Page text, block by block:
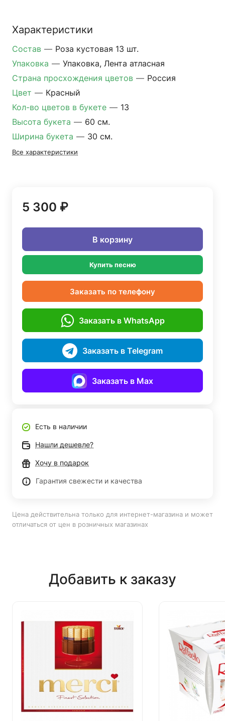
Характеристики
Состав — Роза кустовая 13 шт.
Упаковка — Упаковка, Лента атласная
Страна просхождения цветов — Россия
Цвет — Красный
Кол-во цветов в букете — 13
Высота букета — 60 см.
Ширина букета — 30 см.
Все характеристики
5 300 ₽
В корзину
Купить песню
Заказать по телефону
Заказать в WhatsApp
Заказать в Telegram
Заказать в Max
Есть в наличии
Нашли дешевле?
Хочу в подарок
Гарантия свежести и качества
Цена действительна только для интернет-магазина и может
отличаться от цен в розничных магазинах
Добавить к заказу